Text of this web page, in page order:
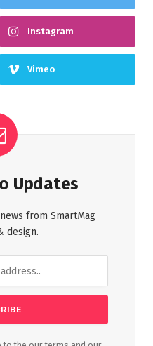
Instagram
Vimeo
Updates
from SmartMag
design.